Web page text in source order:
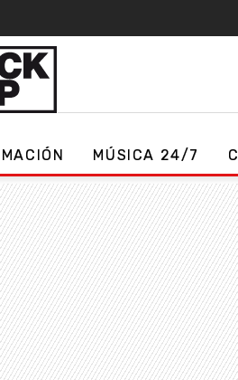
MÚSICA 24/7